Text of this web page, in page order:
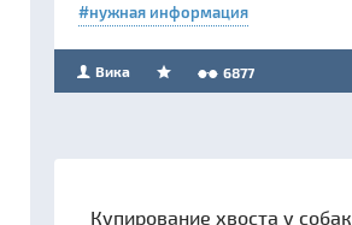
нужная информация
Вика 6877
Купирование хвоста у собак